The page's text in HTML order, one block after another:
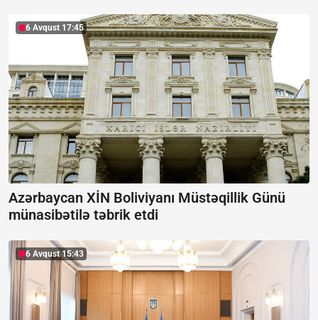
6 Avqust 17:45
Azərbaycan XİN Boliviyanı Müstəqillik Günü
münasibətilə təbrik etdi
6 Avqust 15:43